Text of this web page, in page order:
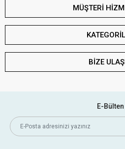
MÜŞTERİ
BİZE
E-Bülten